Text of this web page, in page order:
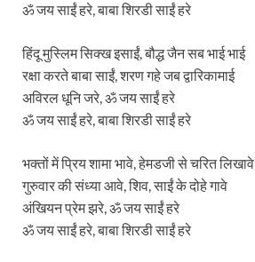
ॐ जय साईं हरे, बाबा शिरडी साईं हरे
हिंदू मुस्लिम सिक्ख इसाईं, बौद्ध जैन सब भाई भाई
रक्षा करते बाबा साईं, शरण गहे जब द्वारिकामाई
अविरल धूनि जरे, ॐ जय साईं हरे
ॐ जय साईं हरे, बाबा शिरडी साईं हरे
भक्तों में प्रिय शामा भावे, हेमडजी से चरित लिखावे
गुरुवार की संध्या आवे, शिव, साईं के दोहे गावे
अंखियन प्रेम झरे, ॐ जय साईं हरे
ॐ जय साईं हरे, बाबा शिरडी साईं हरे